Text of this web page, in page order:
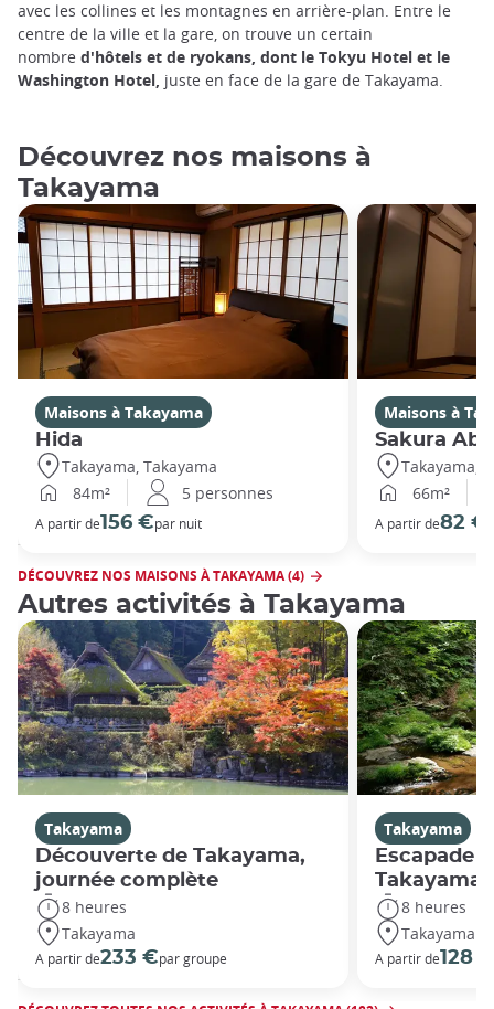
avec les collines et les montagnes en arrière-plan. Entre le
centre de la ville et la gare, on trouve un certain
nombre d'hôtels et de ryokans, dont le Tokyu Hotel et le
Washington Hotel, juste en face de la gare de Takayama.
Découvrez nos maisons à
Takayama
Maisons à Takayama
Hida
Takayama, Takayama
84m²
5 personnes
A partir de156 €par nuit
Maisons à
Sakura
Takayama,
66m²
A partir de82 €
DÉCOUVREZ NOS MAISONS À TAKAYAMA (4)
Autres activités à Takayama
Takayama
Découverte de Takayama,
journée complète
8 heures
Takayama
A partir de233 €par groupe
Takayama
Escapade
Takayama
8 heures
Takayama
A partir de128 €